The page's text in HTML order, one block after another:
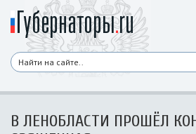
В ЛЕНОБЛАСТИ ПРОШЁЛ